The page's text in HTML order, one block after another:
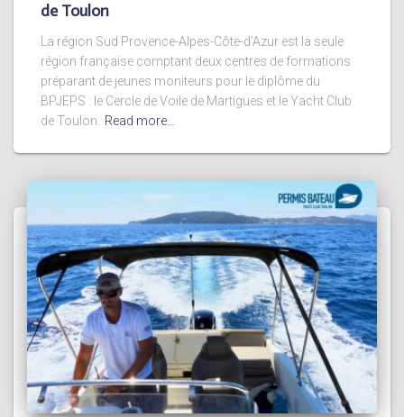
de Toulon
La région Sud Provence-Alpes-Côte-d’Azur est la seule
région française comptant deux centres de formations
préparant de jeunes moniteurs pour le diplôme du
BPJEPS : le Cercle de Voile de Martigues et le Yacht Club
de Toulon. Read more…